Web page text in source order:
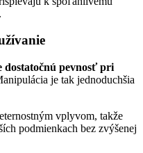
dostatočnú pevnosť pri
je tak jednoduchšia
vplyvom, takže
podmienkach bez zvýšenej